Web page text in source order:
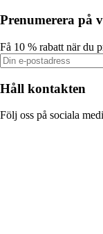
Prenumerera på
Få 10 % rabatt när du
Håll kontakten
Följ oss på sociala